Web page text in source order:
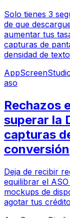
Solo tienes 3
de que
aumentar tus
capturas de
densidad de
aso
Rechazos
superar la
capturas
conversión
Deja de recibir
equilibrar el
mockups de
agotar tus